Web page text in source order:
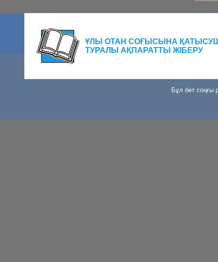
ҰЛЫ ОТАН СОҒЫСЫНА
ТУРАЛЫ АҚПАРАТТЫ ЖІБЕРУ
Бұл бет соңғы